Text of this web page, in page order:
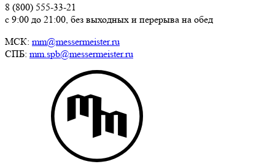
8 (800) 555-33-21
с 9:00 до 21:00, без выходных и перерыва на обед
МСК: mm@messermeister.ru
СПБ: mm.spb@messermeister.ru